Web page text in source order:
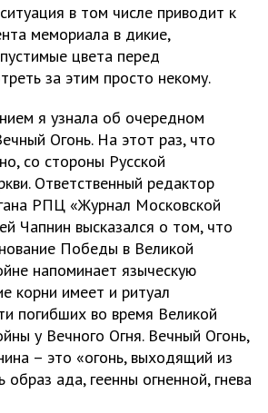
в том числе приводит к
мемориала в дикие,
цвета перед
за этим просто некому.
я узнала об очередном
Огонь. На этот раз, что
со стороны Русской
Ответственный редактор
РПЦ «Журнал Московской
Чапнин высказался о том, что
Победы в Великой
напоминает языческую
корни имеет и ритуал
погибших во время Великой
у Вечного Огня. Вечный Огонь,
– это «огонь, выходящий из
образ ада, геенны огненной, гнева